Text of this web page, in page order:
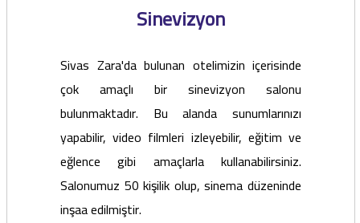
Sinevizyon
Sivas Zara'da bulunan otelimizin içerisinde
çok amaçlı bir sinevizyon salonu
bulunmaktadır. Bu alanda sunumlarınızı
yapabilir, video filmleri izleyebilir, eğitim ve
eğlence gibi amaçlarla kullanabilirsiniz.
Salonumuz 50 kişilik olup, sinema düzeninde
inşaa edilmiştir.